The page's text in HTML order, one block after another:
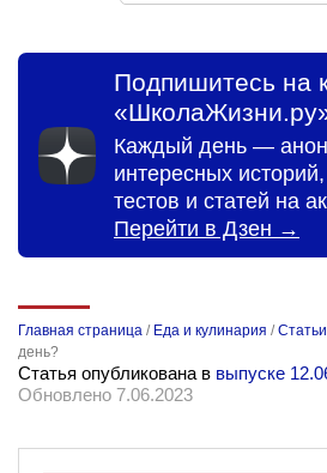
Подпишитесь на
Каждый день —
интересных
тестов и статей на
Перейти в Дзен →
Главная страница / Еда и кулинария /Статьи
день?
Статья опубликована в выпуске
Обновлено 7.06.2023